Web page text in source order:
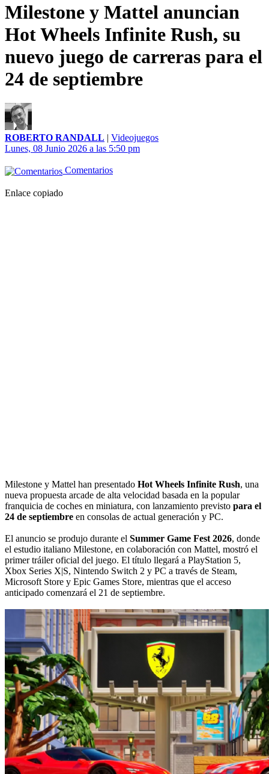
Milestone y Mattel anuncian
Hot Wheels Infinite Rush, su
nuevo juego de carreras para el
24 de septiembre
ROBERTO RANDALL | Videojuegos
Lunes, 08 Junio 2026 a las 5:50 pm
Comentarios
Enlace copiado
Milestone y Mattel han presentado Hot Wheels Infinite Rush, una
nueva propuesta arcade de alta velocidad basada en la popular
franquicia de coches en miniatura, con lanzamiento previsto para el
24 de septiembre en consolas de actual generación y PC.
El anuncio se produjo durante el Summer Game Fest 2026, donde
el estudio italiano Milestone, en colaboración con Mattel, mostró el
primer tráiler oficial del juego. El título llegará a PlayStation 5,
Xbox Series X|S, Nintendo Switch 2 y PC a través de Steam,
Microsoft Store y Epic Games Store, mientras que el acceso
anticipado comenzará el 21 de septiembre.